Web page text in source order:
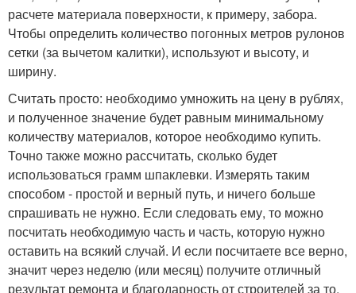
расчете материала поверхности, к примеру, забора.
Чтобы определить количество погонных метров рулонов
сетки (за вычетом калитки), используют и высоту, и
ширину.
Считать просто: необходимо умножить на цену в рублях,
и полученное значение будет равным минимальному
количеству материалов, которое необходимо купить.
Точно также можно рассчитать, сколько будет
использоваться грамм шпаклевки. Измерять таким
способом - простой и верный путь, и ничего больше
спрашивать не нужно. Если следовать ему, то можно
посчитать необходимую часть и часть, которую нужно
оставить на всякий случай. И если посчитаете все верно,
значит через неделю (или месяц) получите отличный
результат ремонта и благодарность от строителей за то,